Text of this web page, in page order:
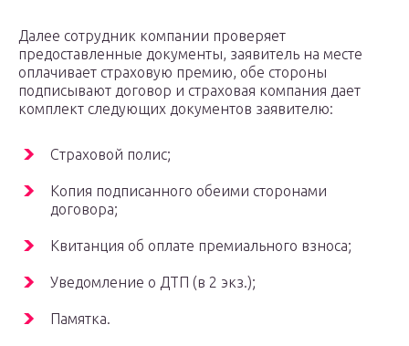
Далее сотрудник компании проверяет
предоставленные документы, заявитель на месте
оплачивает страховую премию, обе стороны
подписывают договор и страховая компания дает
комплект следующих документов заявителю:
Страховой полис;
Копия подписанного обеими сторонами
договора;
Квитанция об оплате премиального взноса;
Уведомление о ДТП (в 2 экз.);
Памятка.